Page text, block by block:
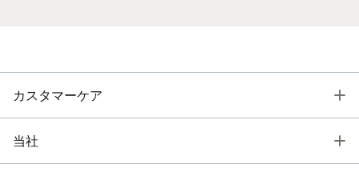
カスタマーケア
当社